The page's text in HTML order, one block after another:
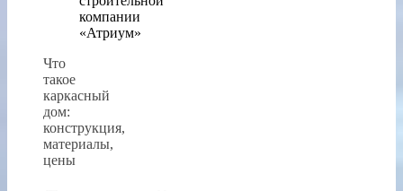
компании
«Атриум»
Что
такое
каркасный
дом:
конструкция,
материалы,
цены